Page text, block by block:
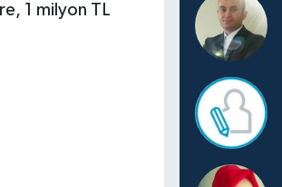
1 milyon TL